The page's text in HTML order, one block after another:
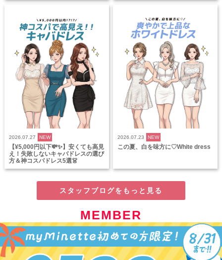
2026.07.27 NEW
【¥5,000円以下💸✨】安くても高見
え！失敗しないキャバドレスの選び
方＆神コスパドレス5選👗
2026.07.23 NEW
この夏、白を味方に♡White dress
スタッフブログをもっと見る
MEMBER